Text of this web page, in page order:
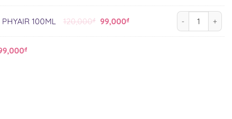
100ML 120,000₫ Giá
99,000₫Giá
GEL BÔI TRƠN
₫